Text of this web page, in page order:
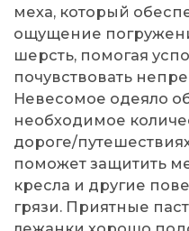
меха, который
ощущение
шерсть, помогая
почувствовать
Невесомое одеяло
необходимое
дороге/
поможет защитить
кресла и другие
грязи. Приятные